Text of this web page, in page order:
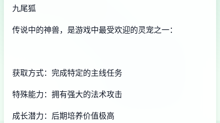
九尾狐
传说中的神兽，是游戏中最受欢迎的灵宠之一：
获取方式：完成特定的主线任务
特殊能力：拥有强大的法术攻击
成长潜力：后期培养价值极高